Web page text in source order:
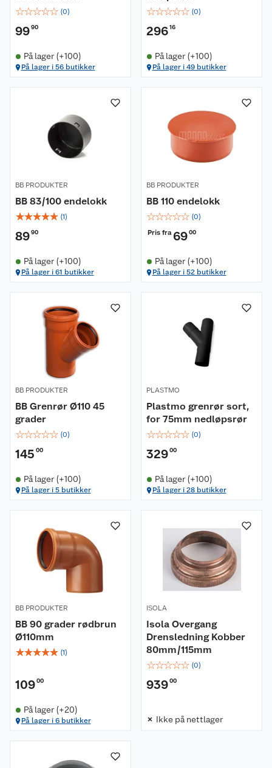
☆☆☆☆☆ (0)
9990
På lager (+100)
På lager i 56 butikker
☆☆☆☆☆ (0)
29616
På lager (+100)
På lager i 49 butikker
BB PRODUKTER
BB 83/100 endelokk
☆☆☆☆☆ (1)
8990
På lager (+100)
På lager i 61 butikker
BB PRODUKTER
BB 110 endelokk
☆☆☆☆☆ (0)
Pris fra 6900
På lager (+100)
På lager i 52 butikker
BB PRODUKTER
BB Grenrør Ø110 45
grader
☆☆☆☆☆ (0)
145 00
På lager (+100)
På lager i 5 butikker
PLASTMO
Plastmo grenrør sort,
for 75mm nedløpsrør
☆☆☆☆☆ (0)
32900
På lager (+100)
På lager i 28 butikker
BB PRODUKTER
BB 90 grader rødbrun
Ø110mm
☆☆☆☆☆ (1)
10900
På lager (+20)
På lager i 6 butikker
ISOLA
Isola Overgang
Drensledning Kobber
80mm/115mm
☆☆☆☆☆ (0)
93900
Ikke på nettlager
Om oss